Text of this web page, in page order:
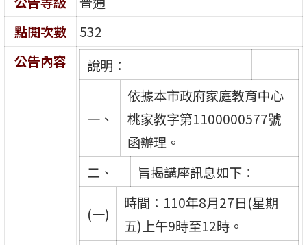
點閱次數
532
公告內容
說明：
一、
依據本市政府家庭教育中心
桃家教字第1100000577號
函辦理。
二、
旨揭講座訊息如下：
(一)
時間：110年8月27日(星期
五)上午9時至12時。